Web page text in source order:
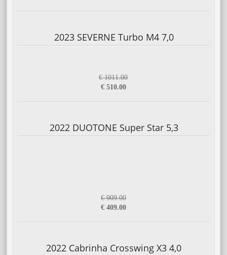
2023 SEVERNE Turbo M4 7,0
€ 1011.00
€ 510.00
2022 DUOTONE Super Star 5,3
€ 909.00
€ 409.00
2022 Cabrinha Crosswing X3 4,0